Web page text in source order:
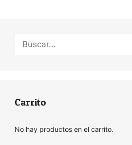
Buscar:
Carrito
No hay productos en el carrito.